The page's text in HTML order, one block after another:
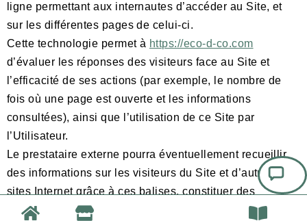
ligne permettant aux internautes d’accéder au Site, et
sur les différentes pages de celui-ci.
Cette technologie permet à https://eco-d-co.com
d’évaluer les réponses des visiteurs face au Site et
l’efficacité de ses actions (par exemple, le nombre de
fois où une page est ouverte et les informations
consultées), ainsi que l’utilisation de ce Site par
l’Utilisateur.
Le prestataire externe pourra éventuellement recueillir
des informations sur les visiteurs du Site et d’autres
sites Internet grâce à ces balises, constituer des
rapports sur l’activité du Site à l’attention de
https://eco-